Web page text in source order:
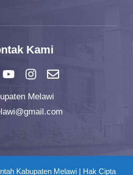
Kami
Melawi
Kabupaten Melawi | Hak Cipta